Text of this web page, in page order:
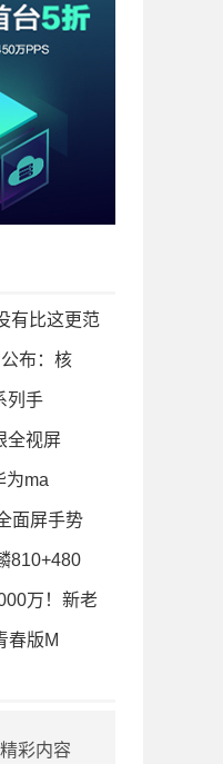
有比这更范
布：核
列手
全视屏
为ma
面屏手势
810+480
万！新老
春版M
彩内容